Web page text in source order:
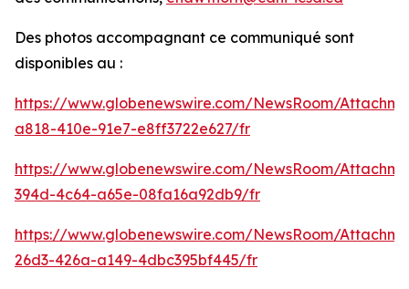
Des photos accompagnant ce communiqué sont
disponibles au :
https://www.globenewswire.com/NewsRoom/
a818-410e-91e7-e8ff3722e627/fr
https://www.globenewswire.com/NewsRoom/
394d-4c64-a65e-08fa16a92db9/fr
https://www.globenewswire.com/NewsRoom/
26d3-426a-a149-4dbc395bf445/fr